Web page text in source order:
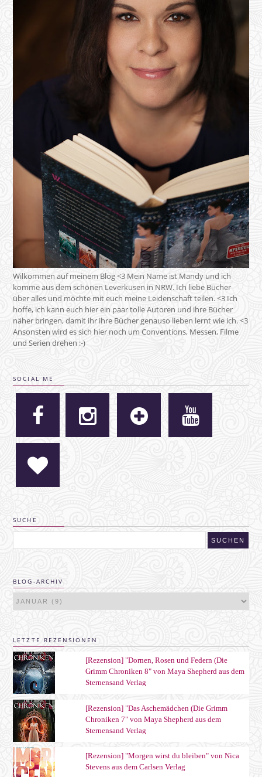
Wilkommen auf meinem Blog <3 Mein Name ist Mandy und ich
komme aus dem schönen Leverkusen in NRW. Ich liebe Bücher
über alles und möchte mit euch meine Leidenschaft teilen. <3 Ich
hoffe, ich kann euch hier ein paar tolle Autoren und ihre Bücher
näher bringen, damit ihr ihre Bücher genauso lieben lernt wie ich. <3
Ansonsten wird es sich hier noch um Conventions, Messen, Filme
und Serien drehen :-)
SOCIAL ME
SUCHE
BLOG-ARCHIV
LETZTE REZENSIONEN
[Rezension] "Dornen, Rosen und Federn (Die
Grimm Chroniken 8" von Maya Shepherd aus dem
Sternensand Verlag
[Rezension] "Das Aschemädchen (Die Grimm
Chroniken 7" von Maya Shepherd aus dem
Sternensand Verlag
[Rezension] "Morgen wirst du bleiben" von Nica
Stevens aus dem Carlsen Verlag